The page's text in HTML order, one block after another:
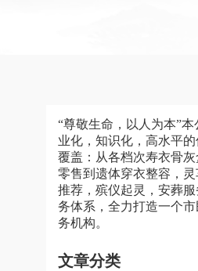
“尊敬生命，以人为本”
业化，知识化，高水平
覆盖：从各档次寿衣骨
零售到遗体穿衣整容，
推荐，殡仪起灵，安葬
务体系，全力打造一个
务机构。
文章分类